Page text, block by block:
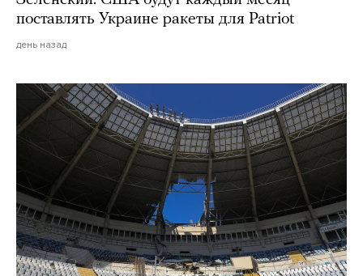
поставлять Украине ракеты для Patriot
день назад